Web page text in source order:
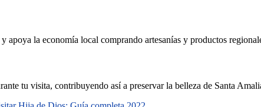
apoya la economía local comprando artesanías y productos
tu visita, contribuyendo así a preservar la belleza de Santa